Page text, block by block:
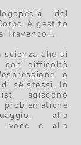
del
è gestito
Travenzoli.
scienza che si
con difficoltà
o
sè stessi. In
agiscono
alla
voce e alla